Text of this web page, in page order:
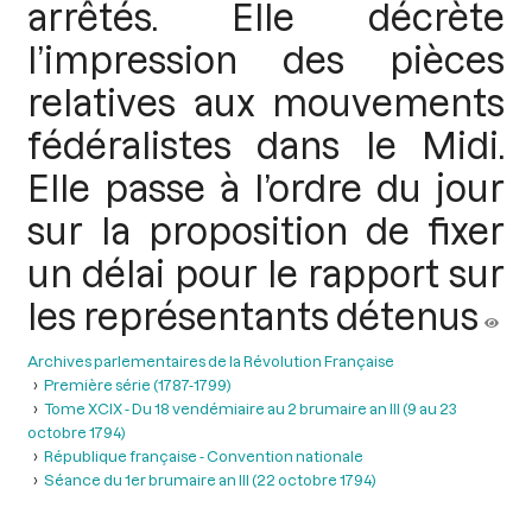
arrêtés. Elle décrète
l’impression des pièces
relatives aux mouvements
fédéralistes dans le Midi.
Elle passe à l’ordre du jour
sur la proposition de fixer
un délai pour le rapport sur
les représentants détenus
Archives parlementaires de la Révolution Française
Première série (1787-1799)
Tome XCIX - Du 18 vendémiaire au 2 brumaire an III (9 au 23
octobre 1794)
République française - Convention nationale
Séance du 1er brumaire an III (22 octobre 1794)